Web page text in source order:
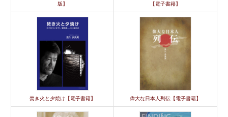
版】
【電子書籍】
焚き火と夕焼け【電子書籍】 偉大な日本人列伝【電子書籍】